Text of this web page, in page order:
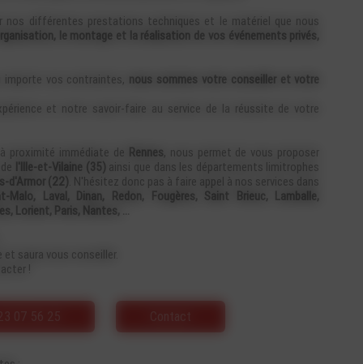
nos différentes prestations techniques et le matériel que nous
le montage et la réalisation de vos événements privés,
vos contraintes, nous sommes votre conseiller et votre
et notre savoir-faire au service de la réussite de votre
proximité immédiate de Rennes, nous permet de vous proposer
l'Ille-et-Vilaine (35) ainsi que dans les départements limitrophes
d'Armor (22)
. N'hésitez donc pas à faire appel à nos services dans
Malo, Laval, Dinan, Redon, Fougères, Saint Brieuc, Lamballe,
Lorient, Paris, Nantes, ...
saura vous conseiller.
!